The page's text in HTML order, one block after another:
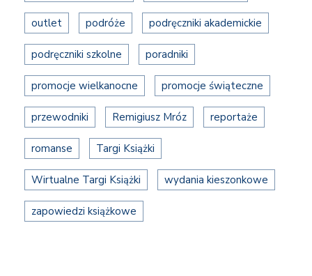
outlet podróże podręczniki akademickie
podręczniki szkolne poradniki
promocje wielkanocne promocje świąteczne
przewodniki Remigiusz Mróz reportaże
romanse Targi Książki
Wirtualne Targi Książki wydania kieszonkowe
zapowiedzi książkowe